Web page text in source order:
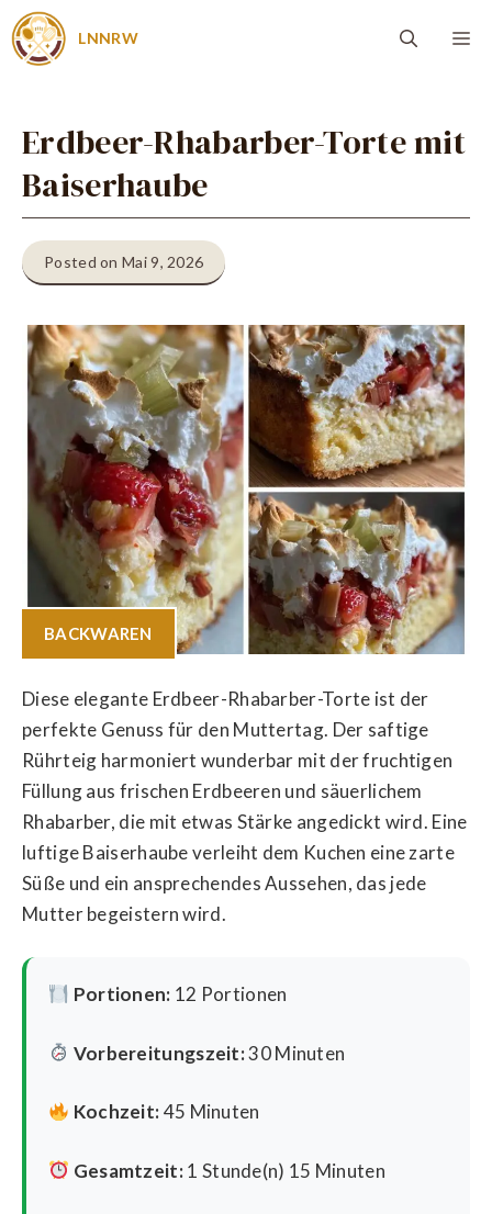
Zum
Inhalt
LNNRW
Erdbeer-Rhabarber-Torte mit
Baiserhaube
Posted on Mai 9, 2026
BACKWAREN
Diese elegante Erdbeer-Rhabarber-Torte ist der
perfekte Genuss für den Muttertag. Der saftige
Rührteig harmoniert wunderbar mit der fruchtigen
Füllung aus frischen Erdbeeren und säuerlichem
Rhabarber, die mit etwas Stärke angedickt wird. Eine
luftige Baiserhaube verleiht dem Kuchen eine zarte
Süße und ein ansprechendes Aussehen, das jede
Mutter begeistern wird.
Portionen: 12 Portionen
Vorbereitungszeit:30 Minuten
Kochzeit:45 Minuten
Gesamtzeit:1 Stunde(n) 15 Minuten